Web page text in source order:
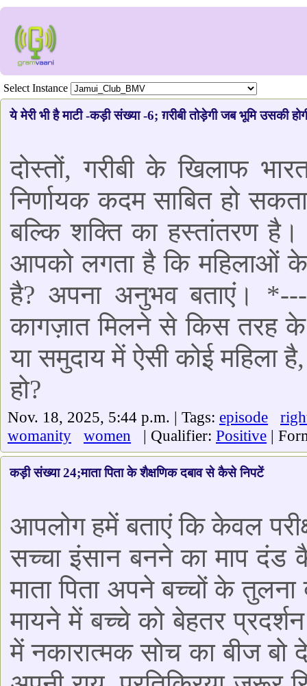
Select Instance
ये मेरी भी है माटी -कड़ी संख्या -6; ग़रीबी तोड़ेगी जब भूमि उसकी
दोस्तों, गरीबी के खिलाफ
निर्णायक कदम साबित हो
बल्कि शक्ति का हस्तांतरण
आपको लगता है कि महिलाओं के
है? अपना अनुभव बताएं।
कागज़ात मिलने से किस तरह
या समुदाय में ऐसी कोई महिला
हो?
Nov. 18, 2025, 5:44 p.m. | Tags: episode
womanity
women | Qualifier: Positive |
कड़ी संख्या 24;माता पिता के शैक्षणिक दबाव से कैसे निपटें
आपलोग हमें बताएं कि केवल
सच्चा इंसान बनने का माप दंड
माता पिता अपने बच्चों के
मायने में बच्चे को बेहतर
में नकारात्मक सोच का बीज